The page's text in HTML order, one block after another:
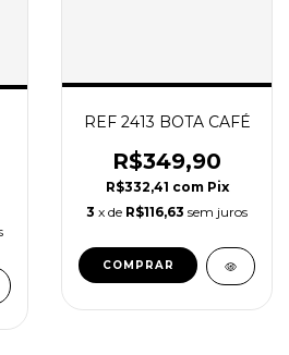
REF 2413 BOTA CAFÉ
R$349,90
R$332,41 com Pix
3 x de R$116,63 sem juros
COMPRAR